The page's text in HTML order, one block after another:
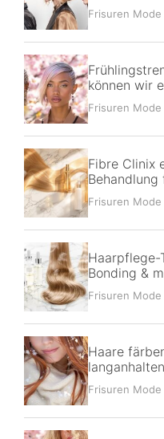
Frisuren Mode
können wir
Frisuren Mode
Fibre Clinix
Frisuren Mode
Haarpflege-
Bonding &
Frisuren Mode
Haare
Frisuren Mode